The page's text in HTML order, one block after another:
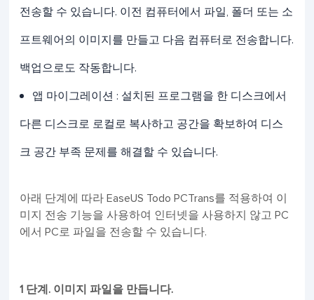
전송할 수 있습니다. 이전 컴퓨터에서 파일, 폴더 또는 소
프트웨어의 이미지를 만들고 다음 컴퓨터로 전송합니다.
백업으로도 작동합니다.
앱 마이그레이션 : 설치된 프로그램을 한 디스크에서
다른 디스크로 로컬로 복사하고 공간을 확보하여 디스
크 공간 부족 문제를 해결할 수 있습니다.
아래 단계에 따라 EaseUS Todo PCTrans를 적용하여 이
미지 전송 기능을 사용하여 인터넷을 사용하지 않고 PC
에서 PC로 파일을 전송할 수 있습니다.
1 단계. 이미지 파일을 만듭니다.